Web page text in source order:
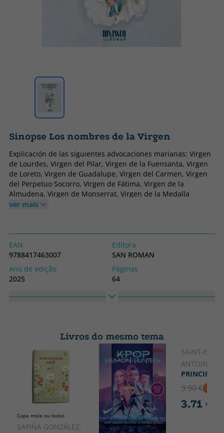
Sinopse Los nombres de la Virgen
Explicación de las siguientes advocaciones marianas: Virgen
de Lourdes, Virgen del Pilar, Virgen de la Fuensanta, Virgen
de Loreto, Virgen de Guadalupe, Virgen del Carmen, Virgen
del Perpetuo Socorro, Virgen de Fátima, Virgen de la
Almudena, Virgen de Monserrat, Virgen de la Medalla
Milagrosa y Virgen del Olvido Triunfo y Misericordias.
ver mais
EAN
9788417463007
Editora
SAN ROMAN
Ano de edição
2025
Páginas
64
Coleção
Livros do mesmo tema
Capa mole ou bolso
SAPIÑA GONZÁLEZ,
SAINT-
ANTOINE DE
3.90 €
3.71 €